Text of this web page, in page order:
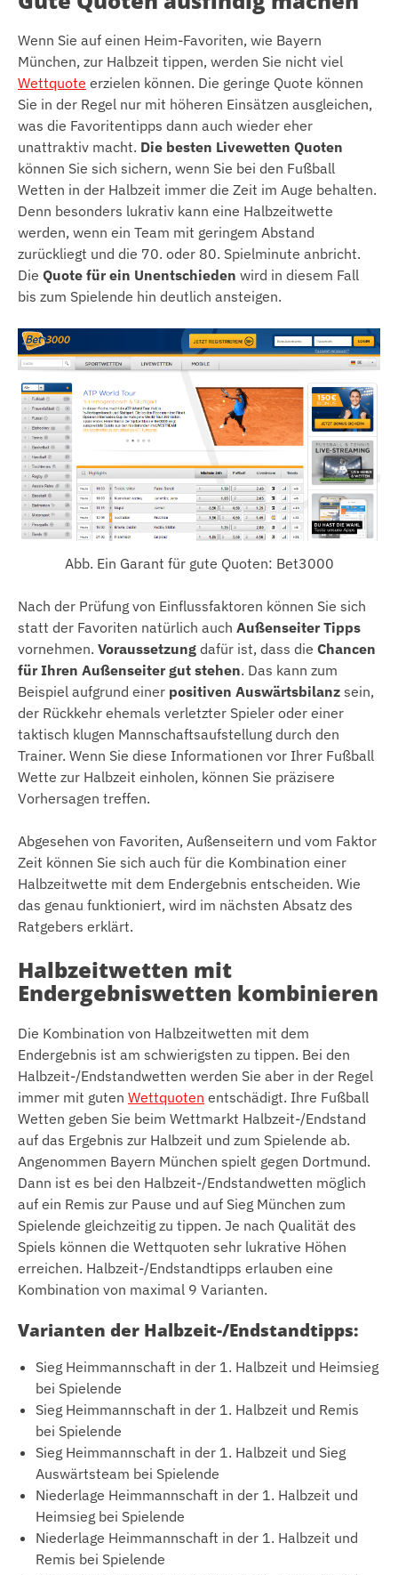
Wenn Sie auf einen Heim-Favoriten, wie Bayern
München, zur Halbzeit tippen, werden Sie nicht viel
Wettquote erzielen können. Die geringe Quote können
Sie in der Regel nur mit höheren Einsätzen ausgleichen,
was die Favoritentipps dann auch wieder eher
unattraktiv macht. Die besten Livewetten Quoten
können Sie sich sichern, wenn Sie bei den Fußball
Wetten in der Halbzeit immer die Zeit im Auge behalten.
Denn besonders lukrativ kann eine Halbzeitwette
werden, wenn ein Team mit geringem Abstand
zurückliegt und die 70. oder 80. Spielminute anbricht.
Die Quote für ein Unentschieden wird in diesem Fall
bis zum Spielende hin deutlich ansteigen.
Abb. Ein Garant für gute Quoten: Bet3000
Nach der Prüfung von Einflussfaktoren können Sie sich
statt der Favoriten natürlich auch Außenseiter Tipps
vornehmen. Voraussetzung dafür ist, dass die Chancen
für Ihren Außenseiter gut stehen. Das kann zum
Beispiel aufgrund einer positiven Auswärtsbilanz sein,
der Rückkehr ehemals verletzter Spieler oder einer
taktisch klugen Mannschaftsaufstellung durch den
Trainer. Wenn Sie diese Informationen vor Ihrer Fußball
Wette zur Halbzeit einholen, können Sie präzisere
Vorhersagen treffen.
Abgesehen von Favoriten, Außenseitern und vom Faktor
Zeit können Sie sich auch für die Kombination einer
Halbzeitwette mit dem Endergebnis entscheiden. Wie
das genau funktioniert, wird im nächsten Absatz des
Ratgebers erklärt.
Halbzeitwetten mit
Endergebniswetten kombinieren
Die Kombination von Halbzeitwetten mit dem
Endergebnis ist am schwierigsten zu tippen. Bei den
Halbzeit-/Endstandwetten werden Sie aber in der Regel
immer mit guten Wettquoten entschädigt. Ihre Fußball
Wetten geben Sie beim Wettmarkt Halbzeit-/Endstand
auf das Ergebnis zur Halbzeit und zum Spielende ab.
Angenommen Bayern München spielt gegen Dortmund.
Dann ist es bei den Halbzeit-/Endstandwetten möglich
auf ein Remis zur Pause und auf Sieg München zum
Spielende gleichzeitig zu tippen. Je nach Qualität des
Spiels können die Wettquoten sehr lukrative Höhen
erreichen. Halbzeit-/Endstandtipps erlauben eine
Kombination von maximal 9 Varianten.
Varianten der Halbzeit-/Endstandtipps:
Sieg Heimmannschaft in der 1. Halbzeit und Heimsieg
bei Spielende
Sieg Heimmannschaft in der 1. Halbzeit und Remis
bei Spielende
Sieg Heimmannschaft in der 1. Halbzeit und Sieg
Auswärtsteam bei Spielende
Niederlage Heimmannschaft in der 1. Halbzeit und
Heimsieg bei Spielende
Niederlage Heimmannschaft in der 1. Halbzeit und
Remis bei Spielende